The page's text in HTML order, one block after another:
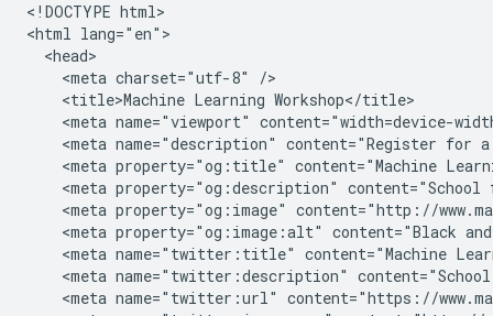
<!DOCTYPE html>
<html lang="en">
  <head>
    <meta charset="utf-8" />
    <title>Machine Learning Workshop</title>
<meta name="viewport" content="width=device-
<meta name="description" content="Register for
<meta property="og:title" content="Machine
<meta property="og:description"
<meta property="og:image" content="http://
<meta property="og:image:alt" content="Black
<meta name="twitter:title" content="Machine
<meta name="twitter:description"
<meta name="twitter:url" content="https://